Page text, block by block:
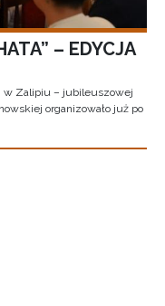
– EDYCJA
w Zalipiu – jubileuszowej
organizowało już po